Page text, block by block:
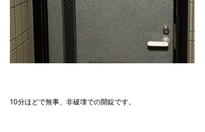
10分ほどで無事、非破壊での開錠です。